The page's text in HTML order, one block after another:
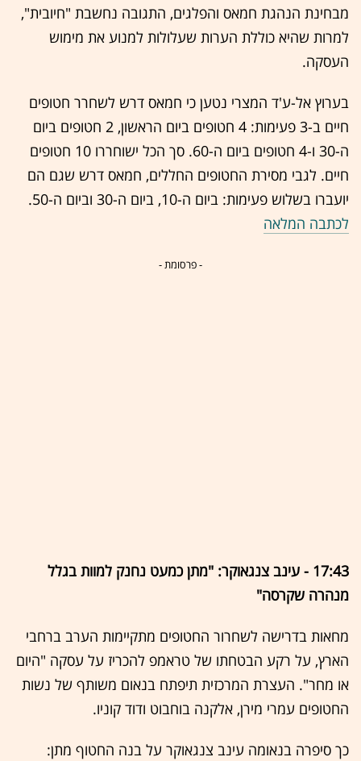
מבחינת הנהגת חמאס והפלגים, התגובה נחשבת "חיובית",
למרות שהיא כוללת הערות שעלולות למנוע את מימוש
העסקה.
בערוץ אל-ע'ד המצרי נטען כי חמאס דרש לשחרר חטופים
חיים ב-3 פעימות: 4 חטופים ביום הראשון, 2 חטופים ביום
ה-30 ו-4 חטופים ביום ה-60. סך הכל ישוחררו 10 חטופים
חיים. לגבי מסירת החטופים החללים, חמאס דרש שגם הם
יועברו בשלוש פעימות: ביום ה-10, ביום ה-30 וביום ה-50.
לכתבה המלאה
- פרסומת -
17:43 - עינב צנגאוקר: "מתן כמעט נחנק למוות בגלל
מנהרה שקרסה"
מחאות בדרישה לשחרור החטופים מתקיימות הערב ברחבי
הארץ, על רקע הבטחתו של טראמפ להכריז על עסקה "היום
או מחר". העצרת המרכזית תיפתח בנאום משותף של נשות
החטופים עמרי מירן, אלקנה בוחבוט ודוד קוניו.
כך סיפרה בנאומה עינב צנגאוקר על בנה החטוף מתן: